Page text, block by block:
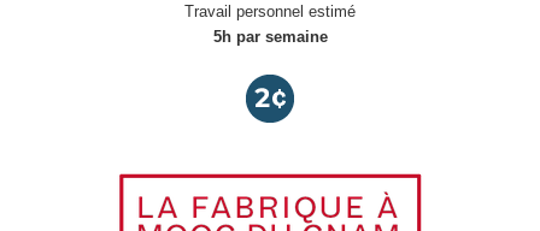
Travail personnel estimé
5h par semaine